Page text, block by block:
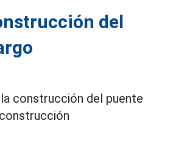
del
construcción del puente